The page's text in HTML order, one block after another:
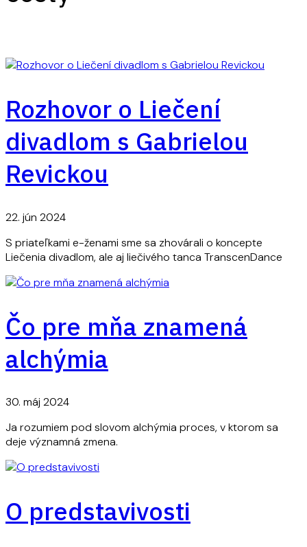
Rozhovor o Liečení
divadlom s Gabrielou
Revickou
22. jún 2024
S priateľkami e-ženami sme sa zhovárali o koncepte
Liečenia divadlom, ale aj liečivého tanca TranscenDance
Čo pre mňa znamená
alchýmia
30. máj 2024
Ja rozumiem pod slovom alchýmia proces, v ktorom sa
deje významná zmena.
O predstavivosti